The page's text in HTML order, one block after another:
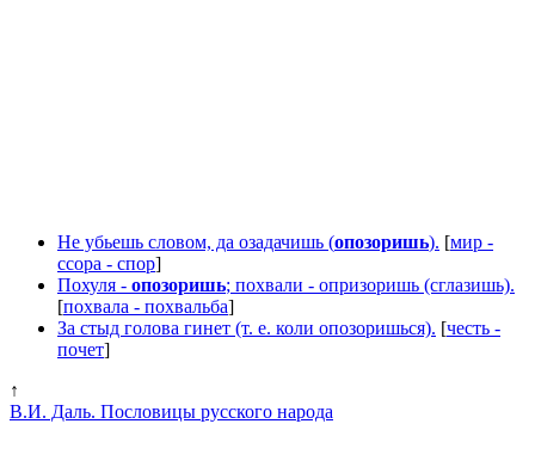
Не убьешь словом, да озадачишь (опозоришь). [мир -
ссора - спор]
Похуля - опозоришь; похвали - опризоришь (сглазишь).
[похвала - похвальба]
За стыд голова гинет (т. е. коли опозоришься). [честь -
почет]
↑
В.И. Даль. Пословицы русского народа